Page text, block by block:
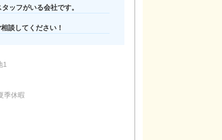
ッフがいる会社です。
談してください！
1
季休暇